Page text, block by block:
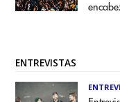
ENTREVISTAS